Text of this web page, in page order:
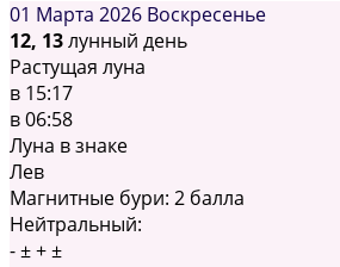
01 Марта 2026 Воскресенье
12, 13лунный день
Растущая луна
в 15:17
в06:58
Луна в знаке
Лев
Магнитные бури: 2 балла
Нейтральный:
-±+±